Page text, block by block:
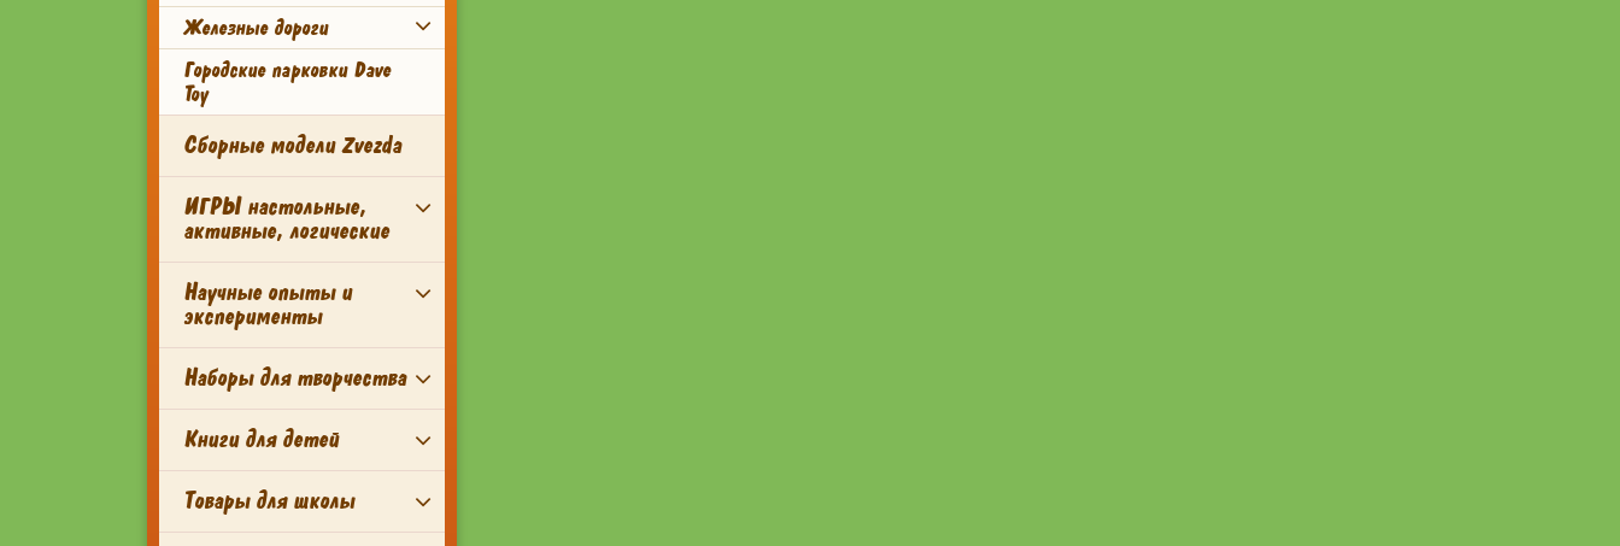
Железные дороги
Городские парковки Dave
Toy
Сборные модели Zvezda
ИГРЫ настольные,
активные, логические
Научные опыты и
эксперименты
Наборы для творчества
Книги для детей
Товары для школы